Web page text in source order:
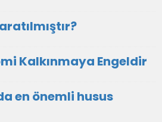
Kalkınmaya Engeldir
en önemli husus